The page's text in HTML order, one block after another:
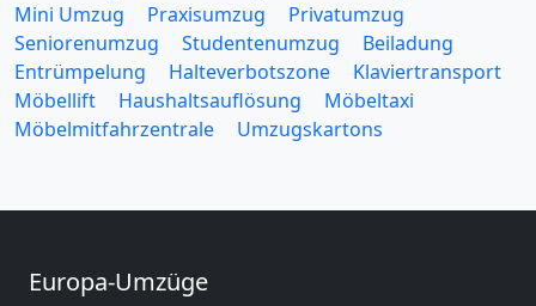
Mini Umzug
Praxisumzug
Privatumzug
Seniorenumzug
Studentenumzug
Beiladung
Entrümpelung
Halteverbotszone
Klaviertransport
Möbellift
Haushaltsauflösung
Möbeltaxi
Möbelmitfahrzentrale
Umzugskartons
Europa-Umzüge